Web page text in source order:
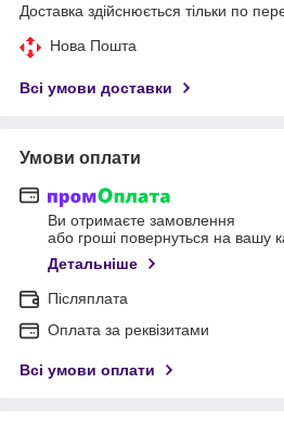
Доставка здійснюється тільки по
Нова Пошта
Всі умови доставки
Умови оплати
Ви отримаєте замовлення
або гроші повернуться на вашу
Детальніше
Післяплата
Оплата за реквізитами
Всі умови оплати